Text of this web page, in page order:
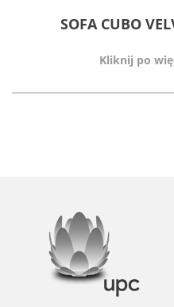
SOFA CUBO
Kliknij po